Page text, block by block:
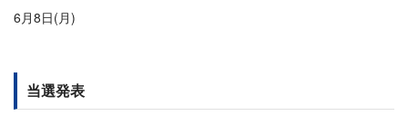
6月8日(月)
当選発表